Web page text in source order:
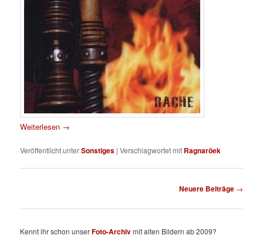
Weiterlesen →
Veröffentlicht unterSonstiges |Verschlagwortet mit Ragnaröek
Neuere Beiträge →
Kennt ihr schon unserFoto-Archivmit alten Bildern ab 2009?